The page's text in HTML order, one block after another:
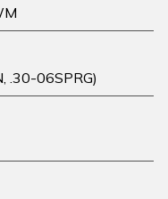
.30-06SPRG)